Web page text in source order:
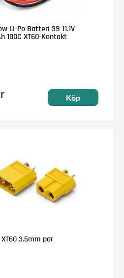
Li-Po Batteri 3S 11.1V
100C XT60-Kontakt
Köp
3.5mm par